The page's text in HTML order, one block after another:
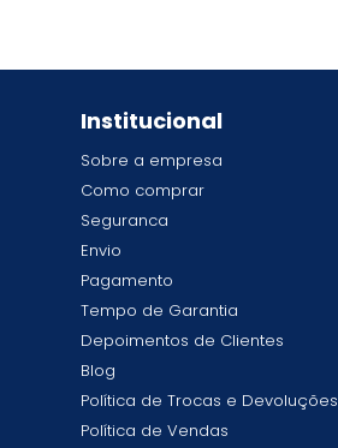
Institucional
Sobre a empresa
Como comprar
Seguranca
Envio
Pagamento
Tempo de Garantia
Depoimentos de Clientes
Blog
Política de Trocas e Devoluções
Política de Vendas